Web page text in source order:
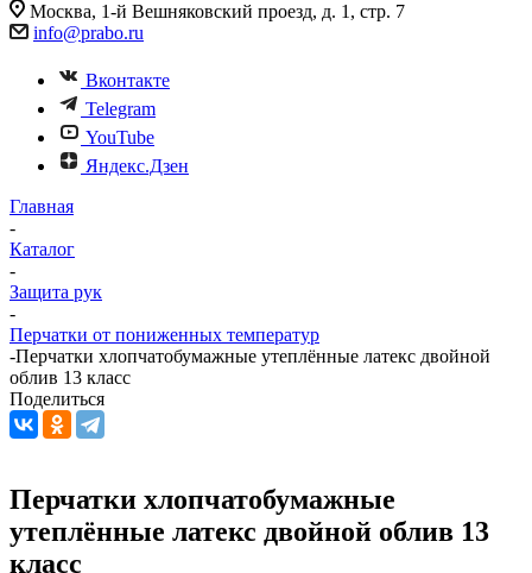
Москва, 1-й Вешняковский проезд, д. 1, стр. 7
info@prabo.ru
Вконтакте
Telegram
YouTube
Яндекс.Дзен
Главная
-
Каталог
-
Защита рук
-
Перчатки от пониженных температур
-Перчатки хлопчатобумажные утеплённые латекс двойной
облив 13 класс
Поделиться
Перчатки хлопчатобумажные
утеплённые латекс двойной облив 13
класс